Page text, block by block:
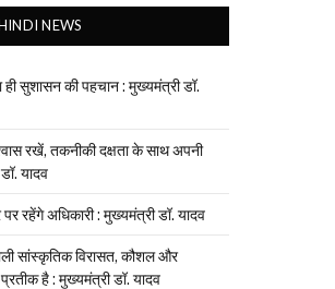
NEWS
सुशासन की पहचान : मुख्यमंत्री डॉ.
रखें, तकनीकी दक्षता के साथ अपनी
यादव
रहेंगे अधिकारी : मुख्यमंत्री डॉ. यादव
सांस्कृतिक विरासत, कौशल और
है : मुख्यमंत्री डॉ. यादव